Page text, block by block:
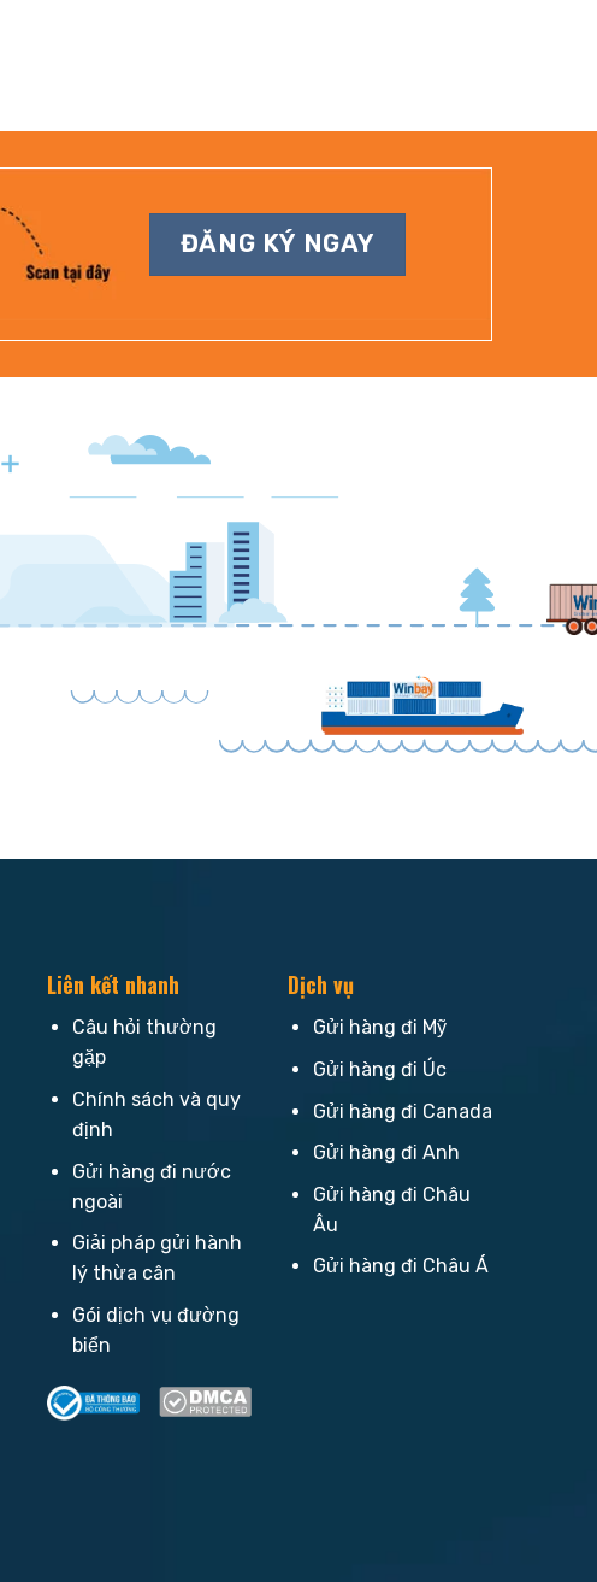
ĐĂNG KÝ NGAY
Liên kết nhanh
Câu hỏi thường
gặp
Chính sách và quy
định
Gửi hàng đi nước
ngoài
Giải pháp gửi hành
lý thừa cân
Gói dịch vụ đường
biển
Dịch vụ
Gửi hàng đi Mỹ
Gửi hàng đi Úc
Gửi hàng đi Canada
Gửi hàng đi Anh
Gửi hàng đi Châu
Âu
Gửi hàng đi Châu Á